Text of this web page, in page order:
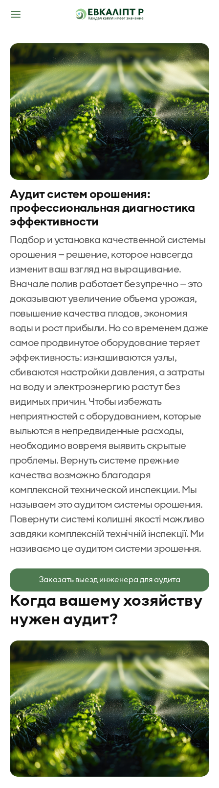
Аудит систем орошения:
профессиональная диагностика
эффективности
Подбор и установка качественной системы
орошения — решение, которое навсегда
изменит ваш взгляд на выращивание.
Вначале полив работает безупречно — это
доказывают увеличение объема урожая,
повышение качества плодов, экономия
воды и рост прибыли. Но со временем даже
самое продвинутое оборудование теряет
эффективность: изнашиваются узлы,
сбиваются настройки давления, а затраты
на воду и электроэнергию растут без
видимых причин. Чтобы избежать
неприятностей с оборудованием, которые
выльются в непредвиденные расходы,
необходимо вовремя выявить скрытые
проблемы. Вернуть системе прежние
качества возможно благодаря
комплексной технической инспекции. Мы
называем это аудитом системы орошения.
Повернути системі колишні якості можливо
завдяки комплексній технічній інспекції. Ми
називаємо це аудитом системи зрошення.
Заказать выезд инженера для аудита
Когда вашему хозяйству
нужен аудит?